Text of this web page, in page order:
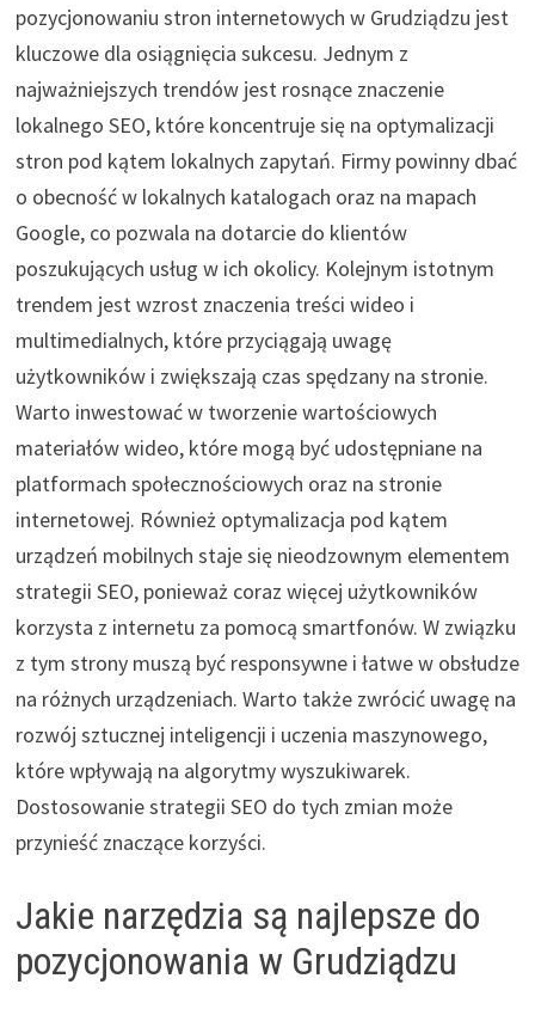
pozycjonowaniu stron internetowych w Grudziądzu jest
kluczowe dla osiągnięcia sukcesu. Jednym z
najważniejszych trendów jest rosnące znaczenie
lokalnego SEO, które koncentruje się na optymalizacji
stron pod kątem lokalnych zapytań. Firmy powinny dbać
o obecność w lokalnych katalogach oraz na mapach
Google, co pozwala na dotarcie do klientów
poszukujących usług w ich okolicy. Kolejnym istotnym
trendem jest wzrost znaczenia treści wideo i
multimedialnych, które przyciągają uwagę
użytkowników i zwiększają czas spędzany na stronie.
Warto inwestować w tworzenie wartościowych
materiałów wideo, które mogą być udostępniane na
platformach społecznościowych oraz na stronie
internetowej. Również optymalizacja pod kątem
urządzeń mobilnych staje się nieodzownym elementem
strategii SEO, ponieważ coraz więcej użytkowników
korzysta z internetu za pomocą smartfonów. W związku
z tym strony muszą być responsywne i łatwe w obsłudze
na różnych urządzeniach. Warto także zwrócić uwagę na
rozwój sztucznej inteligencji i uczenia maszynowego,
które wpływają na algorytmy wyszukiwarek.
Dostosowanie strategii SEO do tych zmian może
przynieść znaczące korzyści.
Jakie narzędzia są najlepsze do
pozycjonowania w Grudziądzu